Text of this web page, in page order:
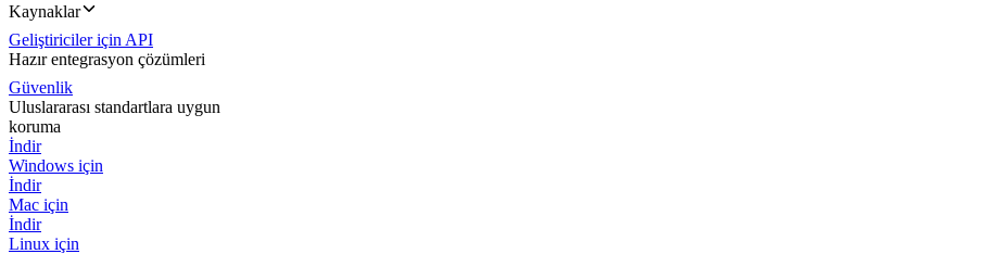
Kaynaklar
Geliştiriciler için API
Hazır entegrasyon çözümleri
Güvenlik
Uluslararası standartlara uygun
koruma
İndir
Windows için
İndir
Mac için
İndir
Linux için